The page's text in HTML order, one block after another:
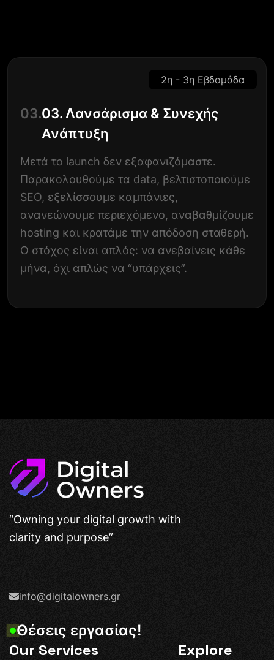
2η - 3η Εβδομάδα
03.03. Λανσάρισμα & Συνεχής
Ανάπτυξη
Μετά το launch δεν εξαφανιζόμαστε.
Παρακολουθούμε τα data, βελτιστοποιούμε
SEO, εξελίσσουμε καμπάνιες,
ανανεώνουμε περιεχόμενο, αναβαθμίζουμε
hosting και κρατάμε την απόδοση σταθερή.
Ο στόχος είναι απλός: να ανεβαίνεις κάθε
μήνα, όχι απλώς να “υπάρχεις”.
“Owning your digital growth with
clarity and purpose”
info@digitalowners.gr
Θέσεις εργασίας!
Our Services Explore